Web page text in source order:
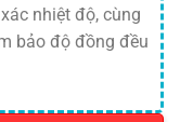
nhiệt độ, cùng
bảo độ đồng đều